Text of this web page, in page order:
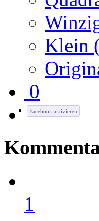
Klein
0
Facebook aktivieren
1